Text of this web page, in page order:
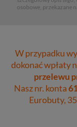
osobowe, przekazane
W przypadku
dokonać wpłaty
przelewu
Nasz nr. konta
Eurobuty,